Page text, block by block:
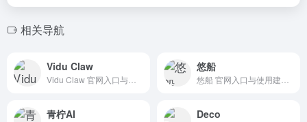
相关导航
Vidu Claw 悠船
青柠AI Deco